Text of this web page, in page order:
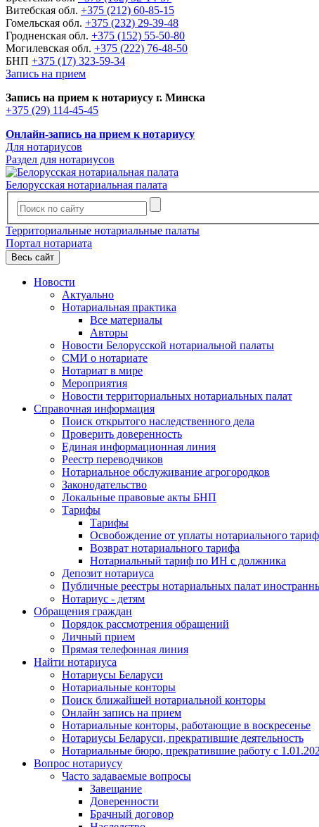
Витебская обл. +375 (212) 60-85-15
Гомельская обл. +375 (232) 29-39-48
Гродненская обл. +375 (152) 55-50-80
Могилевская обл. +375 (222) 76-48-50
БНП +375 (17) 323-59-34
Запись на прием
Запись на прием к нотариусу г. Минска
+375 (29) 114-45-45
Онлайн-запись на прием к нотариусу
Для нотариусов
Раздел для нотариусов
Белорусская нотариальная палата
Территориальные нотариальные палаты
Портал нотариата
Весь сайт
Новости
Актуально
Нотариальная практика
Все материалы
Авторы
Новости Белорусской нотариальной палаты
СМИ о нотариате
Нотариат в мире
Мероприятия
Новости территориальных нотариальных палат
Справочная информация
Поиск открытого наследственного дела
Проверить доверенность
Единая информационная линия
Реестр переводчиков
Нотариальное обслуживание агрогородков
Законодательство
Локальные правовые акты БНП
Тарифы
Тарифы
Освобождение от уплаты нотариального
Возврат нотариального тарифа
Нотариальный тариф по ИН с должника
Депозит нотариуса
Публичные реестры нотариальных палат
Нотариус - детям
Обращения граждан
Порядок рассмотрения обращений
Личный прием
Прямая телефонная линия
Найти нотариуса
Нотариусы Беларуси
Нотариальные конторы
Поиск ближайшей нотариальной конторы
Онлайн запись на прием
Нотариальные конторы, работающие в воскресенье
Нотариусы Беларуси, прекратившие деятельность
Нотариальные бюро, прекратившие работу с
Вопрос нотариусу
Часто задаваемые вопросы
Завещание
Доверенности
Брачный договор